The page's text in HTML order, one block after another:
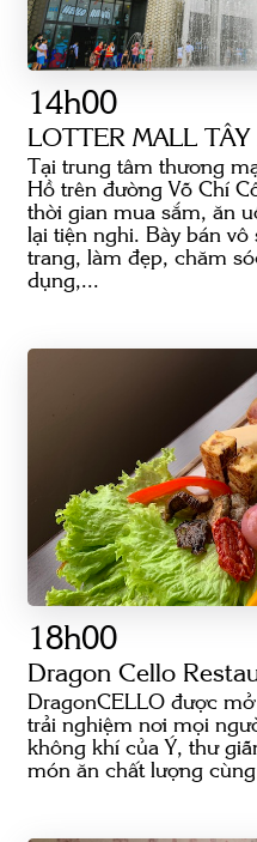
14h00
LOTTER MALL
Tại trung tâm thương
Hồ trên đường Võ Chí
thời gian mua sắm, ăn
lại tiện nghi. Bày bán
trang, làm đẹp, chăm
dụng,...
18h00
Dragon Cello
DragonCELLO được
trải nghiệm nơi mọi
không khí của Ý, thư
món ăn chất lượng